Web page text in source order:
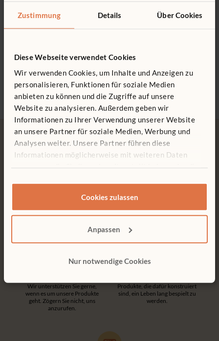
Zustimmung Details Über Cookies
Diese Webseite verwendet Cookies
Wir verwenden Cookies, um Inhalte und Anzeigen zu
personalisieren, Funktionen für soziale Medien
anbieten zu können und die Zugriffe auf unsere
Website zu analysieren. Außerdem geben wir
Informationen zu Ihrer Verwendung unserer Website
an unsere Partner für soziale Medien, Werbung und
Analysen weiter. Unsere Partner führen diese
Informationen möglicherweise mit weiteren Daten
zusammen, die Sie ihnen bereitgestellt haben oder die
Cookies zulassen
Anpassen
Nur notwendige Cookies
Krippenstuhl Ergo
152 € - 155 €
Sitzhöhe wählen
Krippenstuhl Essenszeit
172 € - 185 €
Sitzhöhe wählen
Konstruktionen machen jede
werkzeuglos.
Wir unterstützen Sie gerne,
wenn es um unsere Produkte
geht. Zögern Sie nicht, uns
anzurufen.
Produkte, die dafür konstruiert
sind, ein Leben lang bespielt zu
werden.